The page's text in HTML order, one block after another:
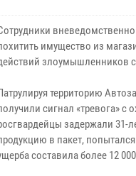
имущество из
злоумышленников
территорию
сигнал «тревога»
задержали 31-
в пакет,
составила более 12